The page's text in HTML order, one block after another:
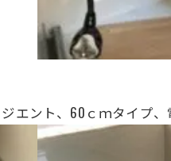
エント、 60ｃｍタイプ